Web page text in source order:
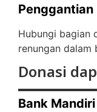
Penggantian
Hubungi bagian
renungan dalam
Donasi
Bank Mandiri